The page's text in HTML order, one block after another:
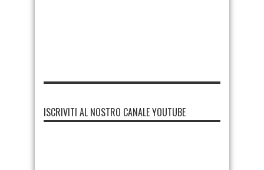
ISCRIVITI AL NOSTRO CANALE YOUTUBE